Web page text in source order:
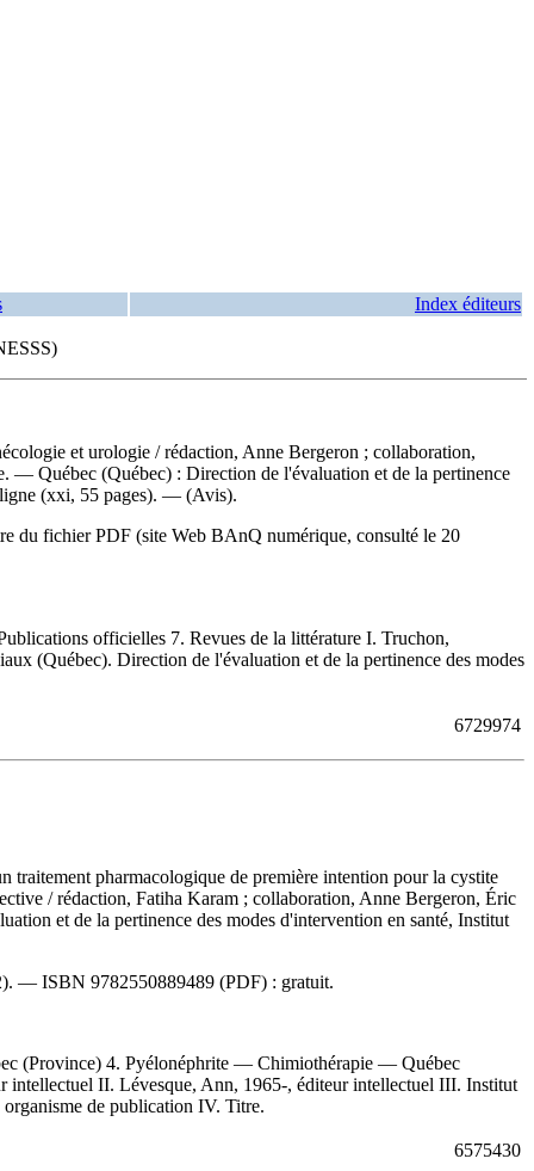
Index éditeurs
et urologie / rédaction, Anne Bergeron ; collaboration,
— Québec (Québec) : Direction de l'évaluation et de la pertinence
ligne (xxi, 55 pages). — (Avis).
du fichier PDF (site Web BAnQ numérique, consulté le 20
officielles 7. Revues de la littérature I. Truchon,
(Québec). Direction de l'évaluation et de la pertinence des modes
6729974
traitement pharmacologique de première intention pour la cystite
/ rédaction, Fatiha Karam ; collaboration, Anne Bergeron, Éric
et de la pertinence des modes d'intervention en santé, Institut
— ISBN 9782550889489 (PDF) : gratuit.
(Province) 4. Pyélonéphrite — Chimiothérapie — Québec
II. Lévesque, Ann, 1965-, éditeur intellectuel III. Institut
de publication IV. Titre.
6575430